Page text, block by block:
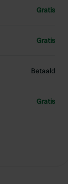
Gratis
Gratis
Betaald
Gratis